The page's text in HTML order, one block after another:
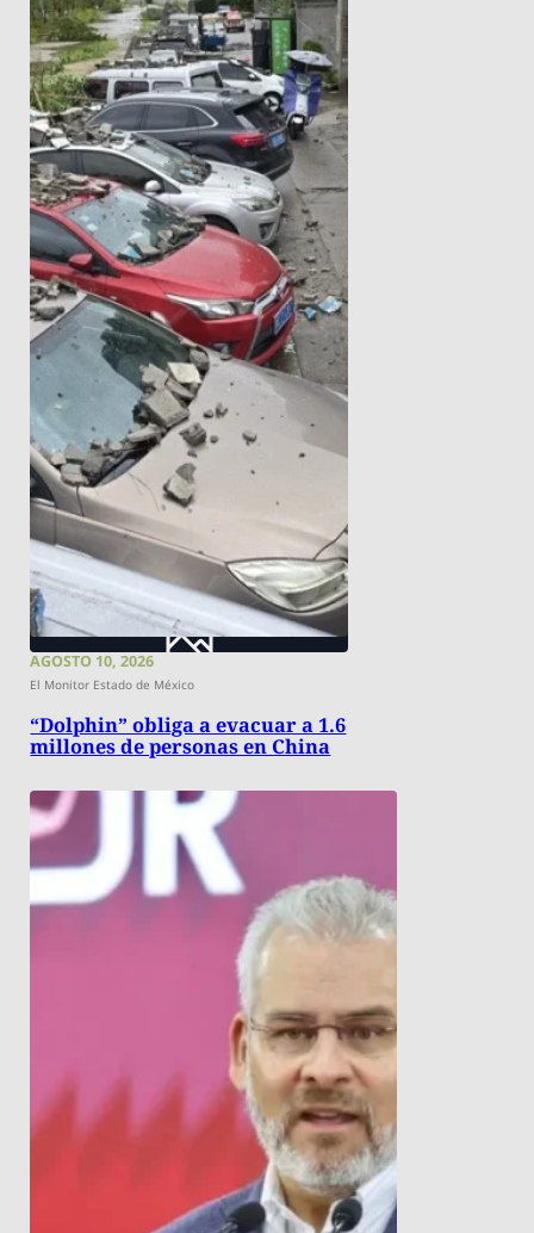
AGOSTO 10, 2026
El Monitor Estado de México
“Dolphin” obliga a evacuar a 1.6
millones de personas en China